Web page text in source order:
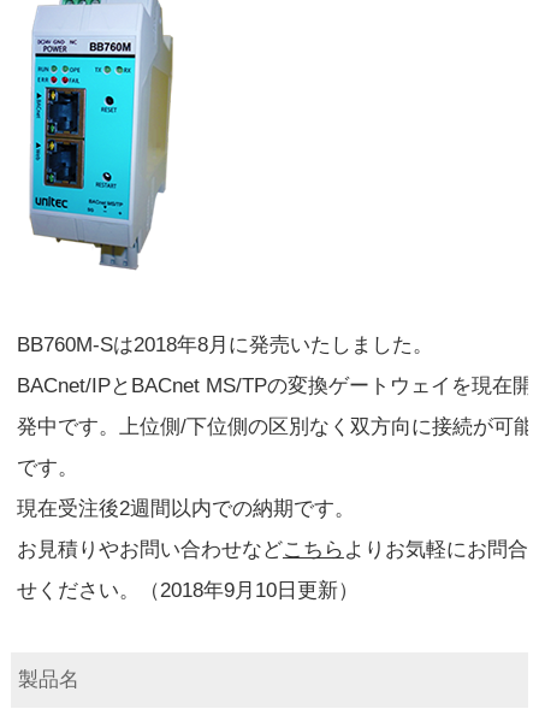
BB760M-Sは2018年8月に発売いたしました。
BACnet/IPとBACnet MS/TPの変換ゲートウェイを現在開
発中です。上位側/下位側の区別なく双方向に接続が可能
です。
現在受注後2週間以内での納期です。
お見積りやお問い合わせなどこちら よりお気軽にお問合
せください。（2018年9月10日更新）
製品名